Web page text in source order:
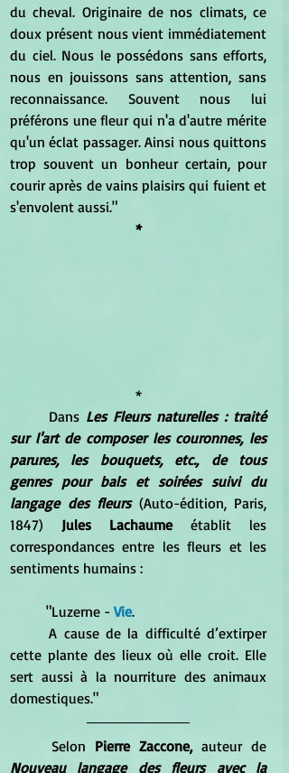
du cheval. Originaire de nos climats, ce
doux présent nous vient immédiatement
du ciel. Nous le possédons sans efforts,
nous en jouissons sans attention, sans
reconnaissance. Souvent nous lui
préférons une fleur qui n'a d'autre mérite
qu'un éclat passager. Ainsi nous quittons
trop souvent un bonheur certain, pour
courir après de vains plaisirs qui fuient et
s'envolent aussi."
*
*
	Dans
Les Fleurs naturelles : traité
sur l'art de composer les couronnes, les
parures, les bouquets, etc., de tous
genres pour bals et soirées suivi du
langage des fleurs (Auto-édition, Paris,
1847) Jules Lachaume établit les
correspondances entre les fleurs et les
sentiments humains :
	"Luzerne -
Vie.
	A cause de la difficulté d’extirper
cette plante des lieux où elle croit. Elle
sert aussi à la nourriture des animaux
domestiques."
	Selon
Pierre Zaccone,
Nouveau langage des fleurs avec la